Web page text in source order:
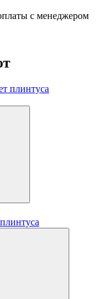
с менеджером